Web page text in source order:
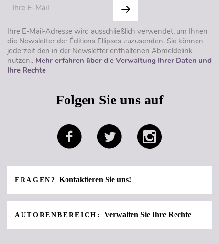
Ihre E-Mail-Adresse wird ausschließlich verwendet, um Ihnen
die Newsletter der Éditions Ellipses zuzusenden. Sie können
jederzeit den in der Newsletter enthaltenen Abmeldelink
nutzen.. Mehr erfahren über die Verwaltung Ihrer Daten und
Ihre Rechte
Folgen Sie uns auf
FRAGEN?Kontaktieren Sie uns!
AUTORENBEREICH: Verwalten Sie Ihre Rechte